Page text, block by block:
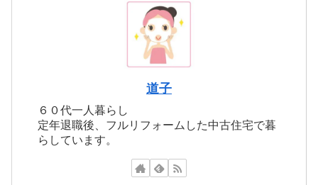
道子
６０代一人暮らし
定年退職後、フルリフォームした中古住宅で暮
らしています。